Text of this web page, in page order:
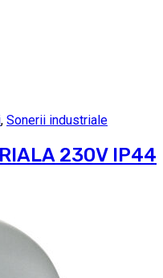
, Sonerii industriale
230V IP44